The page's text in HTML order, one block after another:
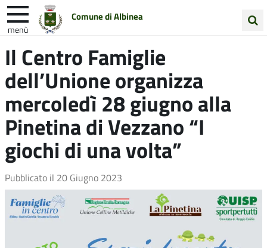
Comune di Albinea
menù
sito
Entra in Comune Vivi Albinea
Unione Colline Matildiche
Il Centro Famiglie
dell’Unione organizza
mercoledì 28 giugno alla
Pinetina di Vezzano “I
giochi di una volta”
Pubblicato il 20 Giugno 2023